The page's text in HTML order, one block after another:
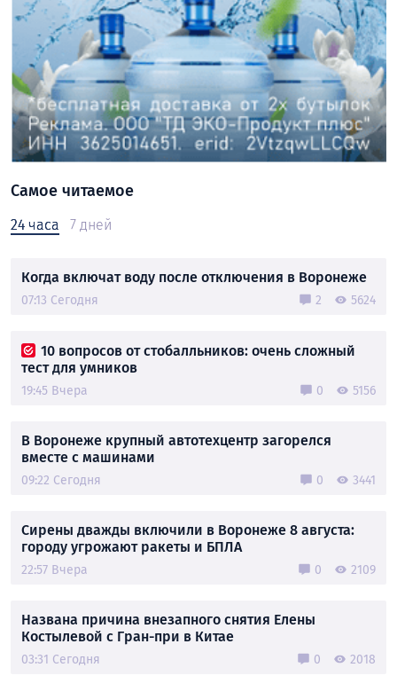
Самое читаемое
24 часа 7 дней
Когда включат воду после отключения в Воронеже
07:13 Сегодня 2 5624
10 вопросов от стобалльников: очень сложный
тест для умников
19:45 Вчера 0 5156
В Воронеже крупный автотехцентр загорелся
вместе с машинами
09:22 Сегодня 0 3441
Сирены дважды включили в Воронеже 8 августа:
городу угрожают ракеты и БПЛА
22:57 Вчера 0 2109
Названа причина внезапного снятия Елены
Костылевой с Гран-при в Китае
03:31 Сегодня 0 2018